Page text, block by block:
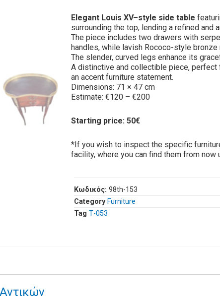
Elegant Louis XV–style side table
surrounding the top, lending a refined and
The piece includes two drawers with
handles, while lavish Rococo-style
The slender, curved legs enhance its
A distinctive and collectible piece, perfect
an accent furniture statement.
Dimensions: 71 × 47 cm
Estimate: €120 – €200
Starting price: 50€
*If you wish to inspect the specific
facility, where you can find them from
Κωδικός: 98th-153
Category Furniture
Tag Τ-053